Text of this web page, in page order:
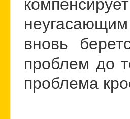
вновь
проблем до
проблема